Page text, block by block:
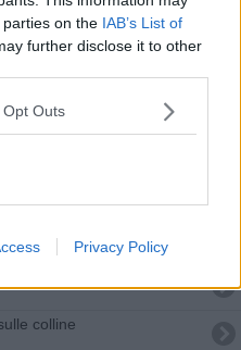
on the IAB’s List of
further disclose it to other
Outs
Privacy Policy
rubata e droga, arrestata
si ribalta cisterna di soda
e senza patente
e prelevano oltre
colline